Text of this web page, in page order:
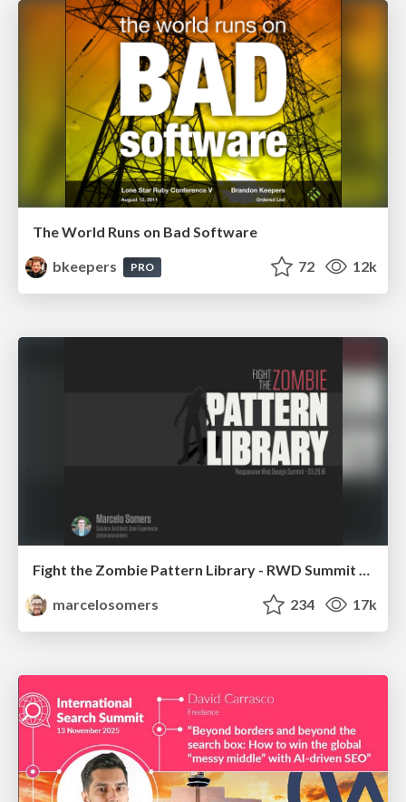
The World Runs on Bad Software
bkeepers
PRO 72 12k
marcelosomers
234 17k